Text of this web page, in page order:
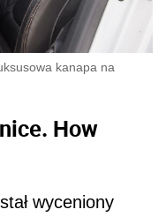
kanapa na
How
wyceniony